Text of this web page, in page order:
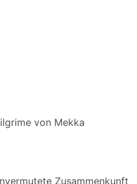
von Mekka
Zusammenkunft